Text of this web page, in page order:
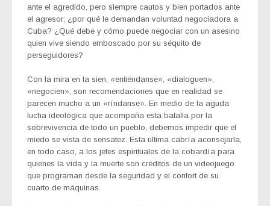
ante el agredido, pero siempre cautos y bien portados ante
el agresor; ¿por qué le demandan voluntad negociadora a
Cuba? ¿Qué debe y cómo puede negociar con un asesino
quien vive siendo emboscado por su séquito de
perseguidores?
Con la mira en la sien, «entiéndanse», «dialoguen»,
«negocien», son recomendaciones que en realidad se
parecen mucho a un «ríndanse». En medio de la aguda
lucha ideológica que acompaña esta batalla por la
sobrevivencia de todo un pueblo, debemos impedir que el
miedo se vista de sensatez. Esta última cabría aconsejarla,
en todo caso, a los jefes espirituales de la cobardía para
quienes la vida y la muerte son créditos de un videojuego
que programan desde la seguridad y el confort de su
cuarto de máquinas.